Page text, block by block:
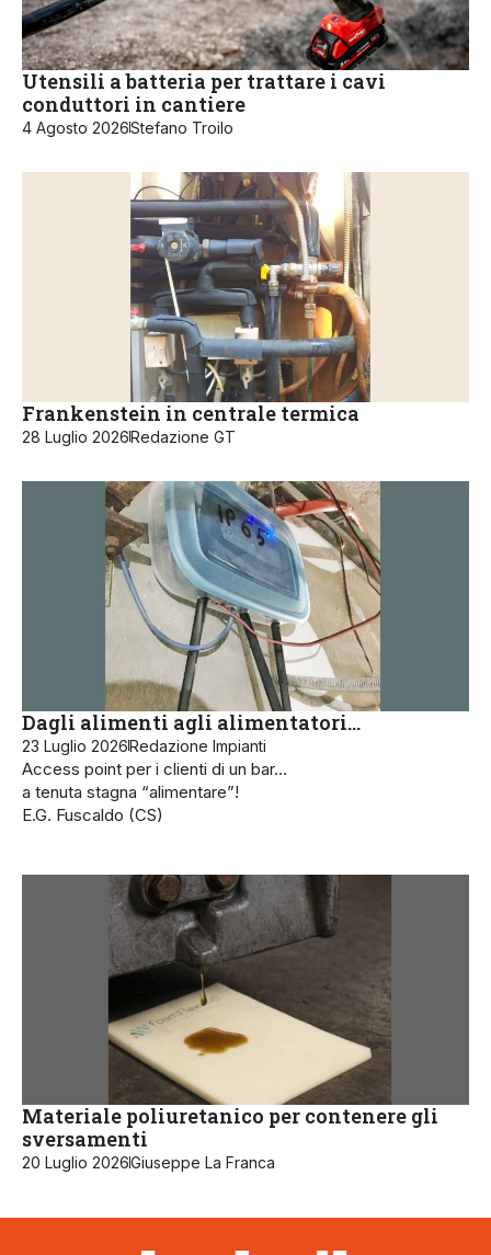
Utensili a batteria per trattare i cavi
conduttori in cantiere
4 Agosto 2026Stefano Troilo
Frankenstein in centrale termica
28 Luglio 2026Redazione GT
Dagli alimenti agli alimentatori…
23 Luglio 2026Redazione Impianti
Access point per i clienti di un bar…
a tenuta stagna “alimentare”!
E.G. Fuscaldo (CS)
Materiale poliuretanico per contenere gli
sversamenti
20 Luglio 2026Giuseppe La Franca